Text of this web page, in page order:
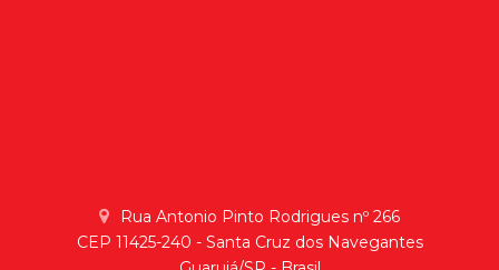
Rua Antonio Pinto Rodrigues nº 266
CEP 11425-240 - Santa Cruz dos Navegantes